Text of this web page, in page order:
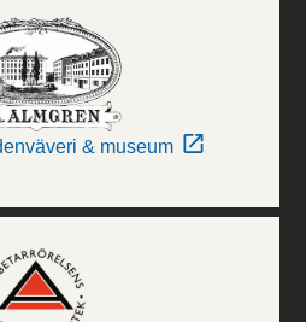
& museum